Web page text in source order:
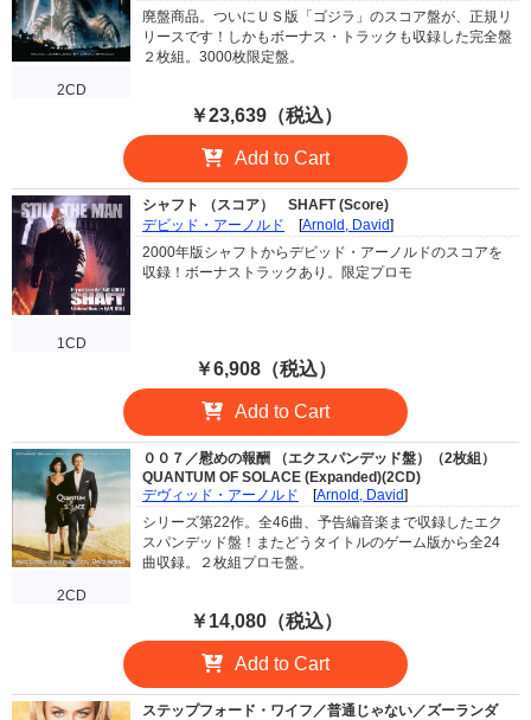
2CD
廃盤商品。ついにＵＳ版「ゴジラ」のスコア盤が、正規リ
リースです！しかもボーナス・トラックも収録した完全盤
２枚組。3000枚限定盤。
￥23,639（税込）
Add to Cart
1CD
シャフト （スコア）
SHAFT (Score)
デビッド・アーノルド [Arnold, David]
2000年版シャフトからデビッド・アーノルドのスコアを
収録！ボーナストラックあり。限定プロモ
￥6,908（税込）
Add to Cart
2CD
００７／慰めの報酬 （エクスパンデッド盤）（2枚組）
QUANTUM OF SOLACE (Expanded)(2CD)
デヴィッド・アーノルド [Arnold, David]
シリーズ第22作。全46曲、予告編音楽まで収録したエク
スパンデッド盤！またどうタイトルのゲーム版から全24
曲収録。２枚組プロモ盤。
￥14,080（税込）
Add to Cart
ステップフォード・ワイフ／普通じゃない／ズーランダ